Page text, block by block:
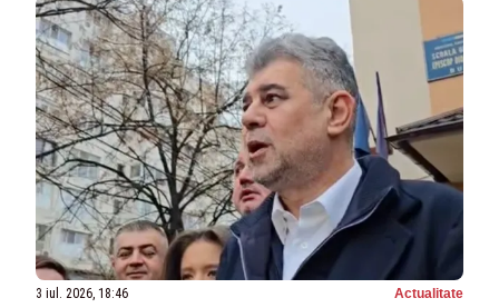
3 iul. 2026, 18:46 Actualitate